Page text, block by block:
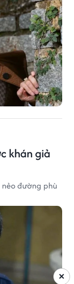
khán giả
đường phù
×